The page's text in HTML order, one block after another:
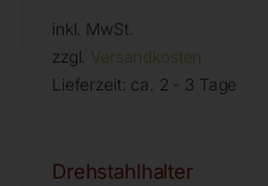
inkl. MwSt.
zzgl. Versandkosten
Lieferzeit: ca. 2 - 3 Tage
Drehstahlhalter